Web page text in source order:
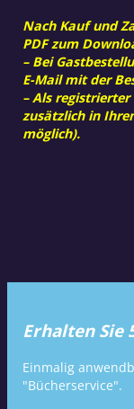
Nach Kauf und
PDF zum
– Bei
E-Mail mit der
– Als
zusätzlich in
möglich).
Erhalten Sie
Einmalig
"Bücherservice".